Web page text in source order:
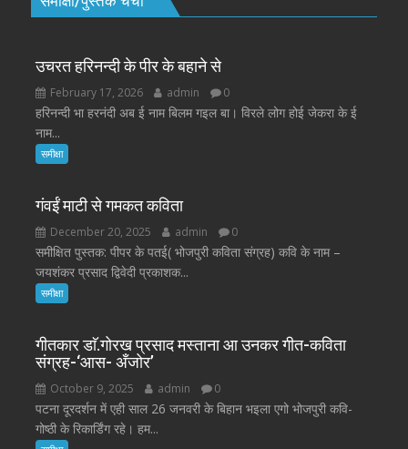
उचरत हरिनन्दी के पीर के बहाने से
February 17, 2026 admin 0
हरिनन्दी भा हरनंदी अब ई नाम बिलम गइल बा। विरले लोग होई जेकरा के ई
नाम...
समीक्षा
गंवईं माटी से गमकत कविता
December 20, 2025 admin 0
समीक्षित पुस्तक: पीपर के पतई( भोजपुरी कविता संग्रह) कवि के नाम –
जयशंकर प्रसाद द्विवेदी प्रकाशक...
समीक्षा
गीतकार डाॅ.गोरख प्रसाद मस्ताना आ उनकर गीत-कविता
संग्रह-‘आस- अँजोर’
October 9, 2025 admin 0
पटना दूरदर्शन में एही साल 26 जनवरी के बिहान भइला एगो भोजपुरी कवि-
गोष्ठी के रिकार्डिंग रहे। हम...